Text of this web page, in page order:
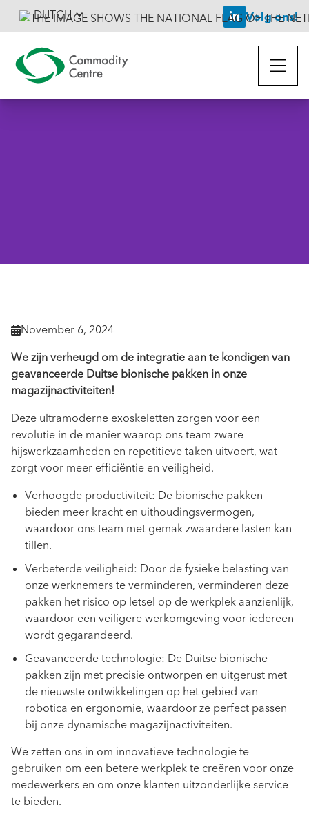
DUTCH  Volg ons!
November 6, 2024
We zijn verheugd om de integratie aan te kondigen van
geavanceerde Duitse bionische pakken in onze
magazijnactiviteiten!
Deze ultramoderne exoskeletten zorgen voor een
revolutie in de manier waarop ons team zware
hijswerkzaamheden en repetitieve taken uitvoert, wat
zorgt voor meer efficiëntie en veiligheid.
Verhoogde productiviteit: De bionische pakken
bieden meer kracht en uithoudingsvermogen,
waardoor ons team met gemak zwaardere lasten kan
tillen.
Verbeterde veiligheid: Door de fysieke belasting van
onze werknemers te verminderen, verminderen deze
pakken het risico op letsel op de werkplek aanzienlijk,
waardoor een veiligere werkomgeving voor iedereen
wordt gegarandeerd.
Geavanceerde technologie: De Duitse bionische
pakken zijn met precisie ontworpen en uitgerust met
de nieuwste ontwikkelingen op het gebied van
robotica en ergonomie, waardoor ze perfect passen
bij onze dynamische magazijnactiviteiten.
We zetten ons in om innovatieve technologie te
gebruiken om een betere werkplek te creëren voor onze
medewerkers en om onze klanten uitzonderlijke service
te bieden.